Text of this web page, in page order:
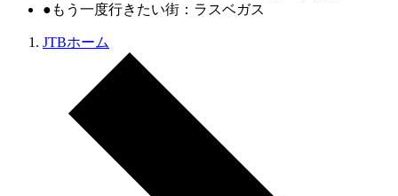
●もう一度行きたい街：ラスベガス
JTBホーム